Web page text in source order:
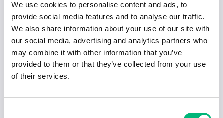
We use cookies to personalise content and ads, to
provide social media features and to analyse our traffic.
We also share information about your use of our site with
our social media, advertising and analytics partners who
may combine it with other information that you’ve
provided to them or that they’ve collected from your use
of their services.